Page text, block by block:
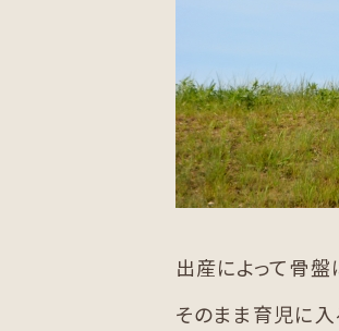
出産によって骨盤
そのまま育児に入